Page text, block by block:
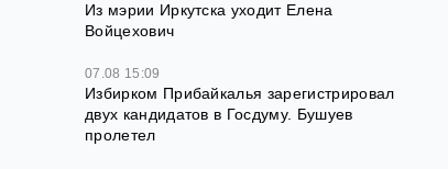
Из мэрии Иркутска уходит Елена
Войцехович
07.08 15:09
Избирком Прибайкалья зарегистрировал
двух кандидатов в Госдуму. Бушуев
пролетел